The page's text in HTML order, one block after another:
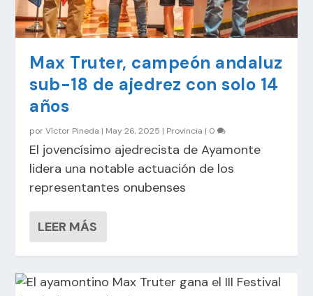
Max Truter, campeón andaluz
sub-18 de ajedrez con solo 14
años
porVíctor Pineda | May 26, 2025 | Provincia | 0
El jovencísimo ajedrecista de Ayamonte
lidera una notable actuación de los
representantes onubenses
LEER MÁS